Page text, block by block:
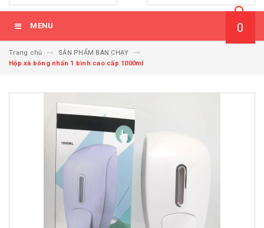
MENU 0
Trang chủ
SẢN PHẨM BÁN CHẠY
Hộp xà bông nhấn 1 bình cao cấp 1000ml